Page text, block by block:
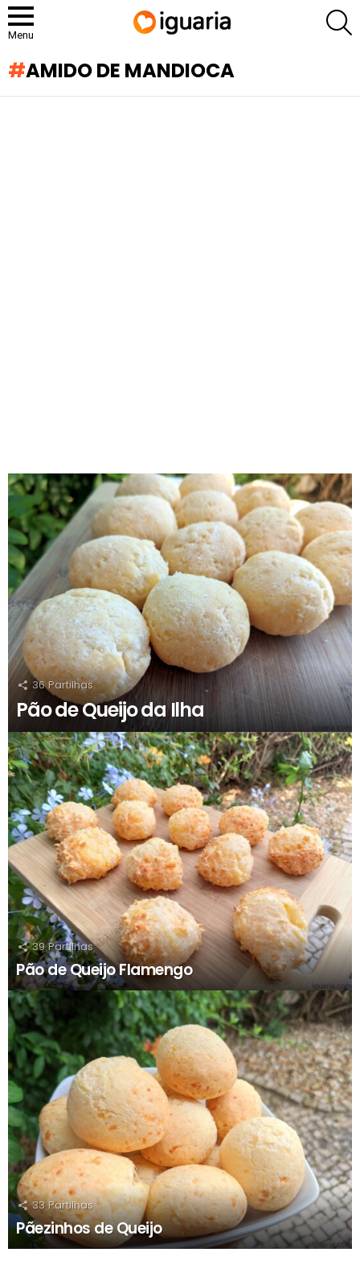
Menu
AMIDO DE MANDIOCA
RECOMENDADOS
36 Partilhas
Pão de Queijo da Ilha
39 Partilhas
Pão de Queijo Flamengo
33 Partilhas
Pãezinhos de Queijo